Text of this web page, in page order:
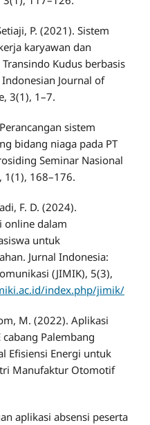
P. (2021). Sistem
karyawan dan
Kudus berbasis
Journal of
3(1), 1–7.
sistem
bidang niaga pada PT
Seminar Nasional
1(1), 168–176.
F. D. (2024).
online dalam
untuk
Jurnal Indonesia:
(JIMIK), 5(3),
index.php/jimik/
M. (2022). Aplikasi
cabang Palembang
Efisiensi Energi untuk
Manufaktur Otomotif
aplikasi absensi peserta